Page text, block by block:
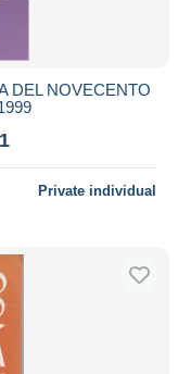
DEL NOVECENTO
Private individual